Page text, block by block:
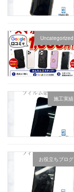
Uncategorized
施工実績
お役立ちブログ